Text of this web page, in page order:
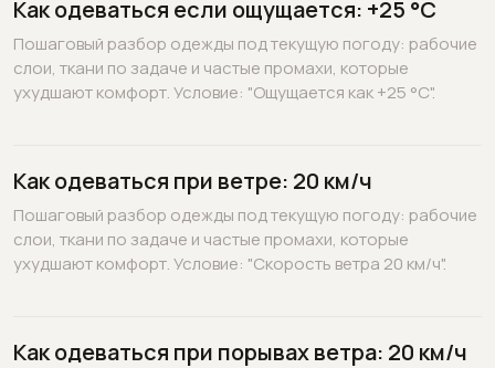
Как одеваться если ощущается: +25 °C
Пошаговый разбор одежды под текущую погоду: рабочие
слои, ткани по задаче и частые промахи, которые
ухудшают комфорт. Условие: "Ощущается как +25 °C".
Как одеваться при ветре: 20 км/ч
Пошаговый разбор одежды под текущую погоду: рабочие
слои, ткани по задаче и частые промахи, которые
ухудшают комфорт. Условие: "Скорость ветра 20 км/ч".
Как одеваться при порывах ветра: 20 км/ч